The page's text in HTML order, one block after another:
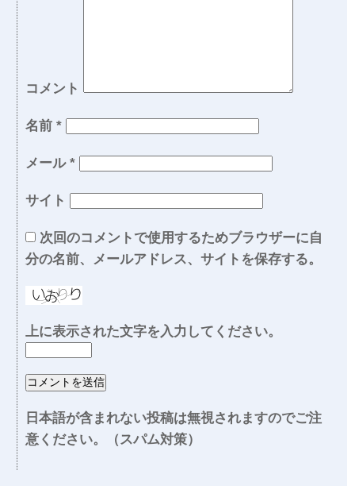
コメント
名前 *
メール *
サイト
次回のコメントで使用するためブラウザーに自
分の名前、メールアドレス、サイトを保存する。
上に表示された文字を入力してください。
日本語が含まれない投稿は無視されますのでご注
意ください。（スパム対策）